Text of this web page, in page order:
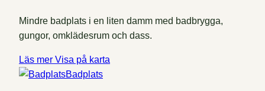
Mindre badplats i en liten damm med badbrygga,
gungor, omklädesrum och dass.
Läs mer Visa på karta
Badplats